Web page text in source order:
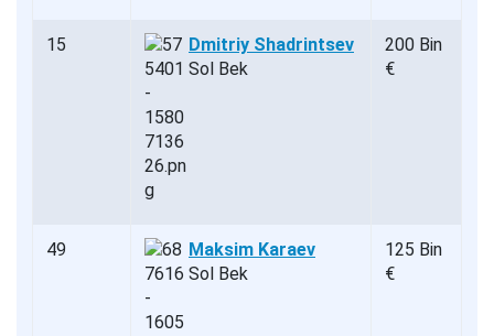
15
Dmitriy Shadrintsev
Sol Bek
200 Bin
€
49
Maksim Karaev
Sol Bek
125 Bin
€